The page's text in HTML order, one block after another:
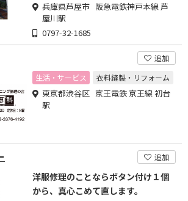
兵庫県芦屋市 阪急電鉄神戸本線 芦
屋川駅
0797-32-1685
追加
生活・サービス
衣料縫製・リフォーム
東京都渋谷区 京王電鉄 京王線 初台
駅
追加
洋服修理のことならボタン付け１個
から、真心こめて直します。